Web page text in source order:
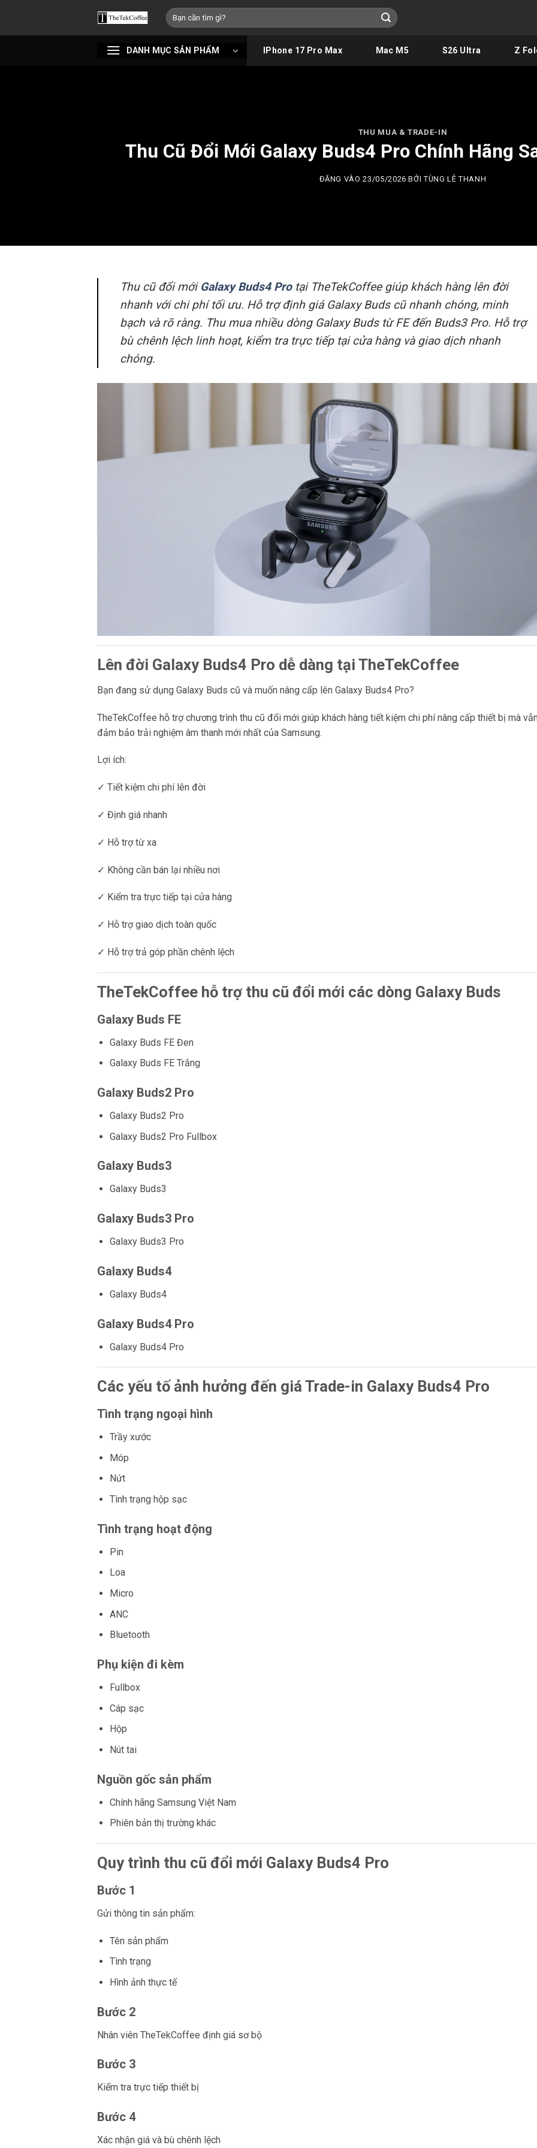
nội
Tìm
kiếm:
DANH MỤC SẢN PHẨM IPhone 17 Pro Max Mac M5 S26 Ultra Z
THU MUA & TRADE-IN
Thu Cũ Đổi Mới Galaxy Buds4 Pro Chính Hãng
ĐĂNG VÀO23/05/2026 BỞITÙNG LÊ THANH
Thu cũ đổi mới Galaxy Buds4 Protại TheTekCoffee giúp khách hàng lên đời
nhanh với chi phí tối ưu. Hỗ trợ định giá Galaxy Buds cũ nhanh chóng, minh
bạch và rõ ràng. Thu mua nhiều dòng Galaxy Buds từ FE đến Buds3 Pro. Hỗ trợ
bù chênh lệch linh hoạt, kiểm tra trực tiếp tại cửa hàng và giao dịch nhanh
chóng.
Lên đời Galaxy Buds4 Pro dễ dàng tại TheTekCoffee
Bạn đang sử dụng Galaxy Buds cũ và muốn nâng cấp lên Galaxy Buds4 Pro?
TheTekCoffee hỗ trợ chương trình thu cũ đổi mới giúp khách hàng tiết kiệm chi phí nâng cấp thiết bị mà
đảm bảo trải nghiệm âm thanh mới nhất của Samsung.
Lợi ích:
✓ Tiết kiệm chi phí lên đời
✓ Định giá nhanh
✓ Hỗ trợ từ xa
✓ Không cần bán lại nhiều nơi
✓ Kiểm tra trực tiếp tại cửa hàng
✓ Hỗ trợ giao dịch toàn quốc
✓ Hỗ trợ trả góp phần chênh lệch
TheTekCoffee hỗ trợ thu cũ đổi mới các dòng Galaxy Buds
Galaxy Buds FE
Galaxy Buds FE Đen
Galaxy Buds FE Trắng
Galaxy Buds2 Pro
Galaxy Buds2 Pro
Galaxy Buds2 Pro Fullbox
Galaxy Buds3
Galaxy Buds3
Galaxy Buds3 Pro
Galaxy Buds3 Pro
Galaxy Buds4
Galaxy Buds4
Galaxy Buds4 Pro
Galaxy Buds4 Pro
Các yếu tố ảnh hưởng đến giá Trade-in Galaxy Buds4 Pro
Tình trạng ngoại hình
Trầy xước
Móp
Nứt
Tình trạng hộp sạc
Tình trạng hoạt động
Pin
Loa
Micro
ANC
Bluetooth
Phụ kiện đi kèm
Fullbox
Cáp sạc
Hộp
Nút tai
Nguồn gốc sản phẩm
Chính hãng Samsung Việt Nam
Phiên bản thị trường khác
Quy trình thu cũ đổi mới Galaxy Buds4 Pro
Bước 1
Gửi thông tin sản phẩm:
Tên sản phẩm
Tình trạng
Hình ảnh thực tế
Bước 2
Nhân viên TheTekCoffee định giá sơ bộ
Bước 3
Kiểm tra trực tiếp thiết bị
Bước 4
Xác nhận giá và bù chênh lệch